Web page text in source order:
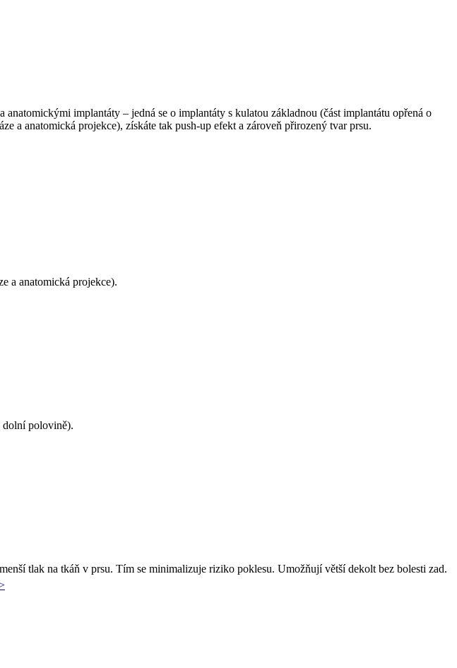
implantáty – jedná se o implantáty s kulatou základnou (část implantátu opřená o
a anatomická projekce), získáte tak push-up efekt a zároveň přirozený tvar prsu.
a anatomická projekce).
dolní polovině).
tlak na tkáň v prsu. Tím se minimalizuje riziko poklesu. Umožňují větší dekolt bez bolesti zad.